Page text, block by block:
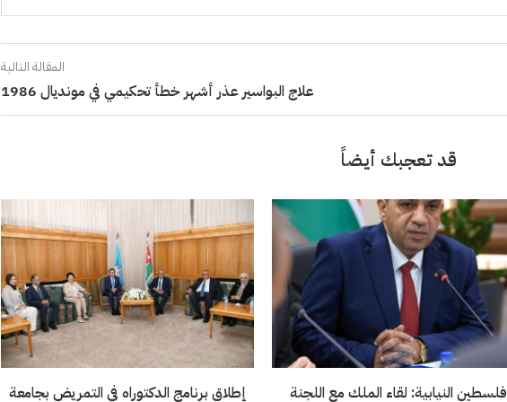
المقالة التالية
علاج البواسير عذر أشهر خطأ تحكيمي في مونديال 1986
قد تعجبك أيضاً
إطلاق برنامج الدكتوراه في التمريض بجامعة فلسطين النيابية: لقاء الملك مع اللجنة